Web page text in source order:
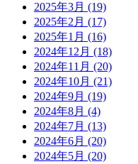
2025年3月 (19)
2025年2月 (17)
2025年1月 (16)
2024年12月 (18)
2024年11月 (20)
2024年10月 (21)
2024年9月 (19)
2024年8月 (4)
2024年7月 (13)
2024年6月 (20)
2024年5月 (20)